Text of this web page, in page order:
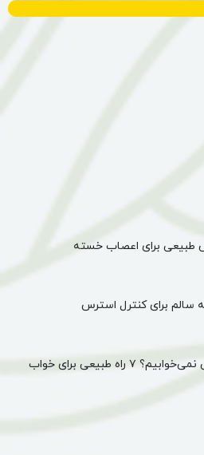
چرا با وجود خستگی نمی‌خوابیم؟ ۷ راه طبیعی برای خواب